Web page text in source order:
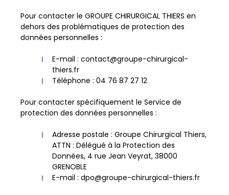
Pour contacter le GROUPE CHIRURGICAL THIERS en
dehors des problématiques de protection des
données personnelles :
E-mail : contact@groupe-chirurgical-
thiers.fr
Téléphone : 04 76 87 27 12
Pour contacter spécifiquement le Service de
protection des données personnelles :
Adresse postale : Groupe Chirurgical Thiers,
ATTN : Délégué à la Protection des
Données, 4 rue Jean Veyrat, 38000
GRENOBLE
E-mail : dpo@groupe-chirurgical-thiers.fr